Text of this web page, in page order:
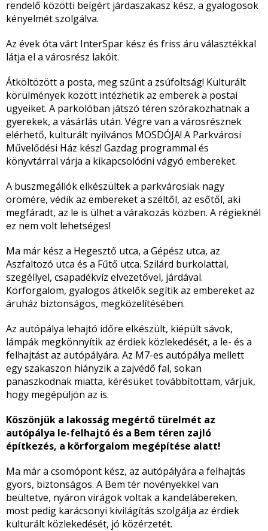
rendelő közötti beígért járdaszakasz kész, a gyalogosok
kényelmét szolgálva.
Az évek óta várt InterSpar kész és friss áru választékkal
látja el a városrész lakóit.
Átköltözött a posta, meg szűnt a zsúfoltság! Kulturált
körülmények között intézhetik az emberek a postai
ügyeiket. A parkolóban játszó téren szórakozhatnak a
gyerekek, a vásárlás után. Végre van a városrésznek
elérhető, kulturált nyilvános MOSDÓJA! A Parkvárosi
Művelődési Ház kész! Gazdag programmal és
könyvtárral várja a kikapcsolódni vágyó embereket.
A buszmegállók elkészültek a parkvárosiak nagy
örömére, védik az embereket a széltől, az esőtől, aki
megfáradt, az le is ülhet a várakozás közben. A régieknél
ez nem volt lehetséges!
Ma már kész a Hegesztő utca, a Gépész utca, az
Aszfaltozó utca és a Fűtő utca. Szilárd burkolattal,
szegéllyel, csapadékvíz elvezetővel, járdával.
Körforgalom, gyalogos átkelők segítik az embereket az
áruház biztonságos, megközelítésében.
Az autópálya lehajtó időre elkészült, kiépült sávok,
lámpák megkönnyítik az érdiek közlekedését, a le- és a
felhajtást az autópályára. Az M7-es autópálya mellett
egy szakaszon hiányzik a zajvédő fal, sokan
panaszkodnak miatta, kérésüket továbbítottam, várjuk,
hogy megépüljön az is.
Köszönjük a lakosság megértő türelmét az
autópálya le-felhajtó és a Bem téren zajló
építkezés, a körforgalom megépítése alatt!
Ma már a csomópont kész, az autópályára a felhajtás
gyors, biztonságos. A Bem tér növényekkel van
beültetve, nyáron virágok voltak a kandelábereken,
most pedig karácsonyi kivilágítás szolgálja az érdiek
kulturált közlekedését, jó közérzetét.